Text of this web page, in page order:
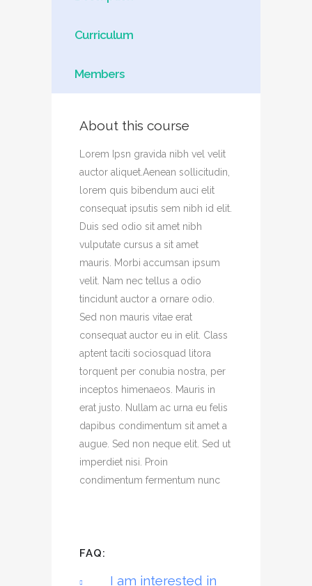
Curriculum
Members
About this course
Lorem Ipsn gravida nibh vel velit
auctor aliquet.Aenean sollicitudin,
lorem quis bibendum auci elit
consequat ipsutis sem nibh id elit.
Duis sed odio sit amet nibh
vulputate cursus a sit amet
mauris. Morbi accumsan ipsum
velit. Nam nec tellus a odio
tincidunt auctor a ornare odio.
Sed non mauris vitae erat
consequat auctor eu in elit. Class
aptent taciti sociosquad litora
torquent per conubia nostra, per
inceptos himenaeos. Mauris in
erat justo. Nullam ac urna eu felis
dapibus condimentum sit amet a
augue. Sed non neque elit. Sed ut
imperdiet nisi. Proin
condimentum fermentum nunc
FAQ:
I am interested in